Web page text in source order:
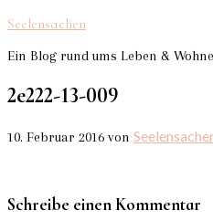
Seelensachen
Ein Blog rund ums Leben &
2e222-13-009
10. Februar 2016 von
Schreibe einen Kommentar